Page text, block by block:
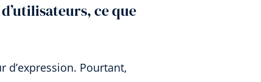
, ce que
Pourtant,